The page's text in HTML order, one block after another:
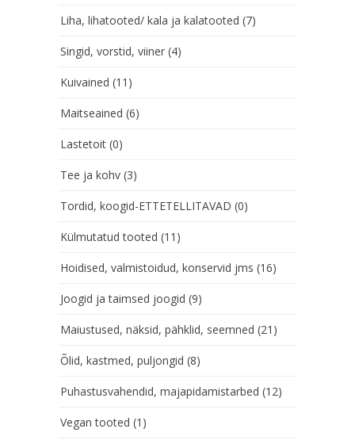
Liha, lihatooted/ kala ja kalatooted (7)
Singid, vorstid, viiner (4)
Kuivained (11)
Maitseained (6)
Lastetoit (0)
Tee ja kohv (3)
Tordid, koogid-ETTETELLITAVAD (0)
Külmutatud tooted (11)
Hoidised, valmistoidud, konservid jms (16)
Joogid ja taimsed joogid (9)
Maiustused, näksid, pähklid, seemned (21)
Õlid, kastmed, puljongid (8)
Puhastusvahendid, majapidamistarbed (12)
Vegan tooted (1)